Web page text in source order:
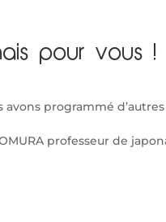
pour vous !
programmé
professeur de